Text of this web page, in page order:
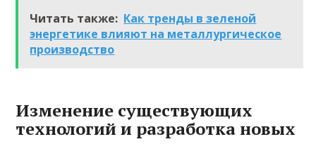
Читать также: Как тренды в зеленой
энергетике влияют на металлургическое
производство
Изменение существующих
технологий и разработка новых